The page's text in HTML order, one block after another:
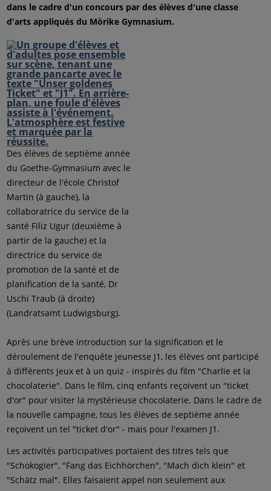
dans le cadre d'un concours par des élèves d'une classe
d'arts appliqués du Mörike Gymnasium.
Des élèves de septième année
du Goethe-Gymnasium avec le
directeur de l'école Christof
Martin (à gauche), la
collaboratrice du service de la
santé Filiz Ugur (deuxième à
partir de la gauche) et la
directrice du service de
promotion de la santé et de
planification de la santé, Dr
Uschi Traub (à droite)
(Landratsamt Ludwigsburg).
Après une brève introduction sur la signification et le
déroulement de l'enquête jeunesse J1, les élèves ont participé
à différents jeux et à un quiz - inspirés du film "Charlie et la
chocolaterie". Dans le film, cinq enfants reçoivent un "ticket
d'or" pour visiter la mystérieuse chocolaterie. Dans le cadre de
la nouvelle campagne, tous les élèves de septième année
reçoivent un tel "ticket d'or" - mais pour l'examen J1.
Les activités participatives portaient des titres tels que
"Schokogier", "Fang das Eichhörchen", "Mach dich klein" et
"Schätz mal". Elles faisaient appel non seulement aux